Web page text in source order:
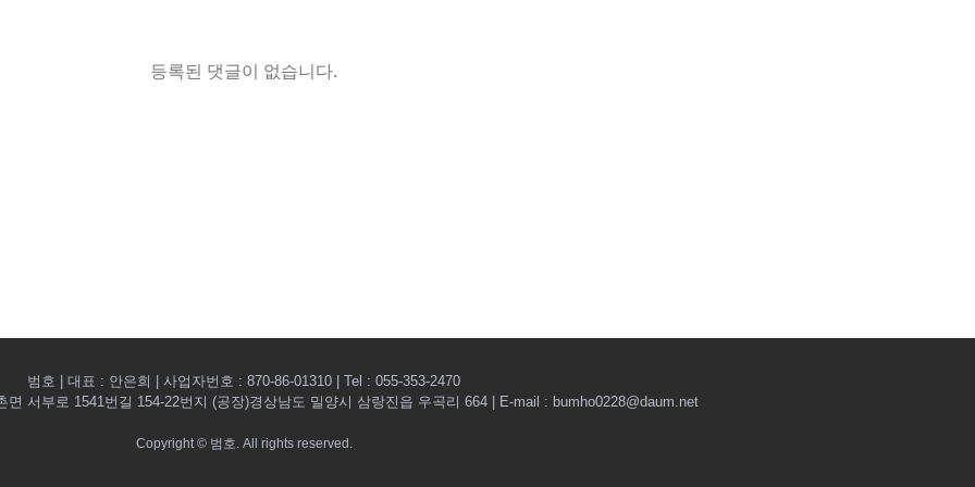
등록된 댓글이 없습니다.
범호 | 대표 : 안은희 | 사업자번호 : 870-86-01310 | Tel : 055-353-2470
면 서부로 1541번길 154-22번지 (공장)경상남도 밀양시 삼랑진읍 우곡리 664 | E-mail : bumho0228@daum.net
Copyright © 범호. All rights reserved.